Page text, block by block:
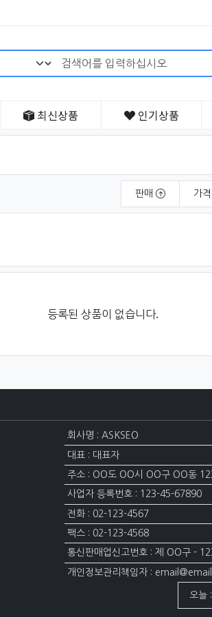
검색어 필수
최신상품 인기상품
판매 가격
등록된 상품이 없습니다.
회사명 : ASKSEO
대표 : 대표자
주소 : OO도 OO시 OO구 OO동
사업자 등록번호 : 123-45-67890
전화 : 02-123-4567
팩스 : 02-123-4568
통신판매업신고번호 : 제 OO구 -
개인정보관리책임자 :
접속자집
오늘